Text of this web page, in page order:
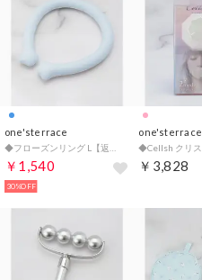
one'sterrace
￥1,540
30%OFF
one'sterrace
￥3,828